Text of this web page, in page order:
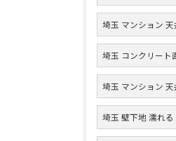
埼玉 マンション 天
埼玉 コンクリート
埼玉 マンション
埼玉 壁下地 濡れ